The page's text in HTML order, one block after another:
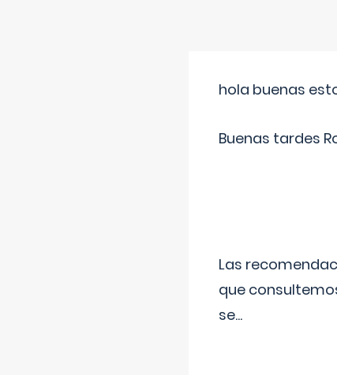
hola buenas
Buenas tardes
Las
que
se...